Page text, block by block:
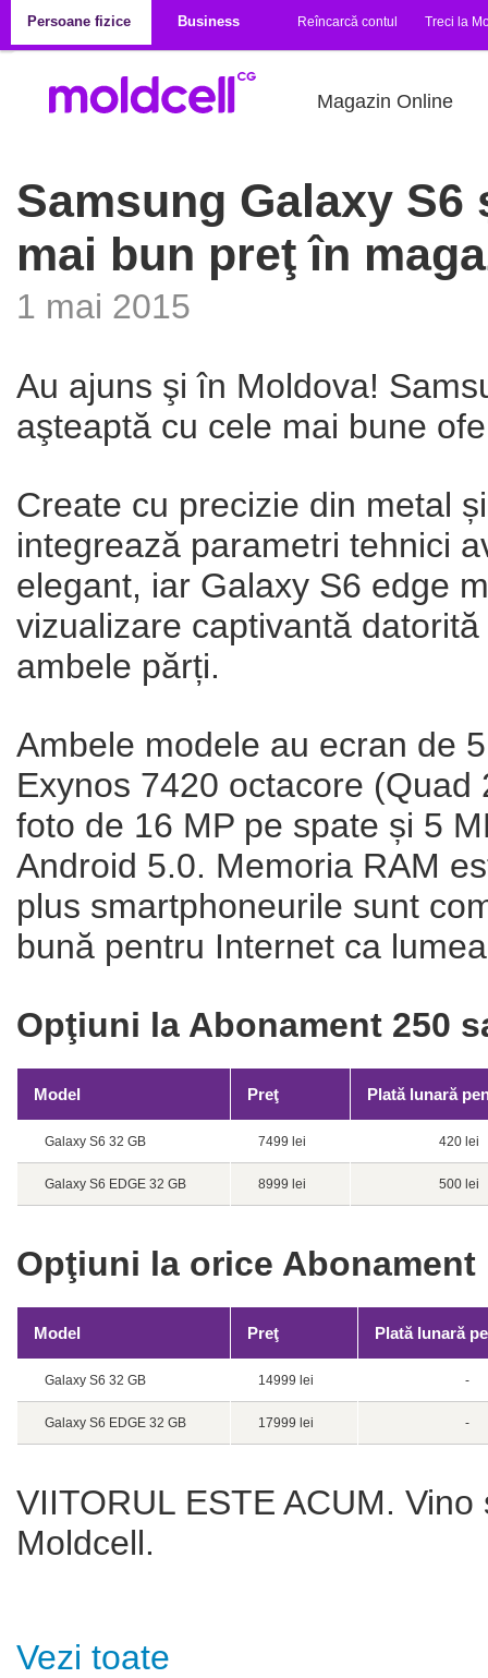
Persoane fizice
Business Reîncarcă contul Treci la
Magazin Online
Samsung Galaxy S6
mai bun preţ în
1 mai 2015
Au ajuns şi în Moldova!
aşteaptă cu cele mai bune
Create cu precizie din metal
integrează parametri tehnici
elegant, iar Galaxy S6 edge
vizualizare captivantă
ambele părți.
Ambele modele au ecran de
Exynos 7420 octacore
foto de 16 MP pe spate și 5
Android 5.0. Memoria RAM
plus smartphoneurile sunt
bună pentru Internet ca
Opţiuni la Abonament 250
Model Preţ Plată lunară
Galaxy S6 32 GB 7499 lei 420 lei
Galaxy S6 EDGE 32 GB 8999 lei 500 lei
Opţiuni la orice Abonament
Model Preţ Plată lunară
Galaxy S6 32 GB 14999 lei -
Galaxy S6 EDGE 32 GB 17999 lei -
VIITORUL ESTE ACUM.
Moldcell.
Vezi toate